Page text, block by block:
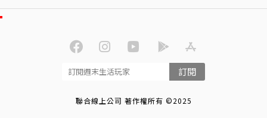
訂閱
聯合線上公司 著作權所有 ©2025